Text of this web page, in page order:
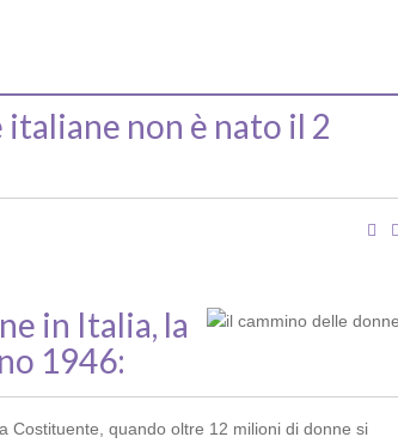
italiane non è nato il 2
in Italia, la
1946:
Costituente, quando oltre 12 milioni di donne si